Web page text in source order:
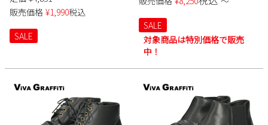
黒 ホワイト ベージュ ネイビー
グレー 靴 DS5201 Double.S
販売価格 ¥1,990税込
SALE
カー サマーシューズ 靴 超軽量
タン グレー 736 737
SALE
対象商品は特別価格で販売
中！